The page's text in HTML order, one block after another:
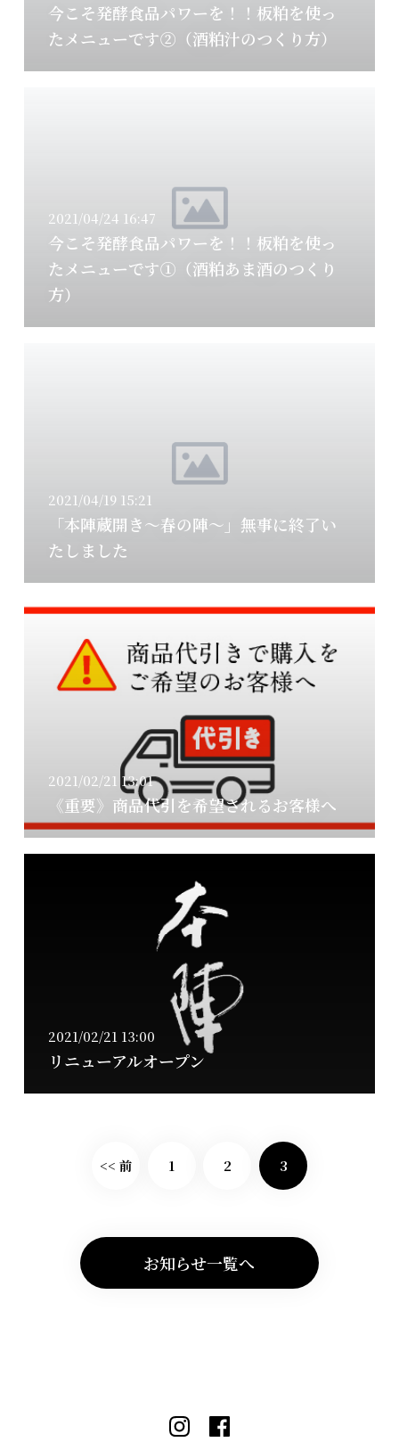
今こそ発酵食品パワーを！！板粕を使っ
たメニューです②（酒粕汁のつくり方）
今こそ発酵食品パワーを！！板粕を使っ
たメニューです①（酒粕あま酒のつくり
方）
2021/04/24 16:47
「本陣蔵開き～春の陣～」無事に終了い
たしました
2021/04/19 15:21
《重要》商品代引を希望されるお客様へ
2021/02/21 13:01
リニューアルオープン
2021/02/21 13:00
<< 前 1 2 3
お知らせ一覧へ